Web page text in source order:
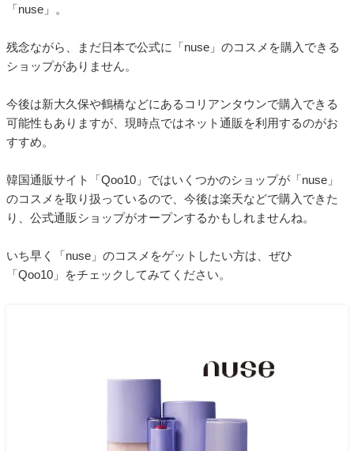
「nuse」。
残念ながら、まだ日本で公式に「nuse」のコスメを購入できる
ショップがありません。
今後は新大久保や鶴橋などにあるコリアンタウンで購入できる
可能性もありますが、現時点ではネット通販を利用するのがお
すすめ。
韓国通販サイト「Qoo10」ではいくつかのショップが「nuse」
のコスメを取り扱っているので、今後は楽天などで購入できた
り、公式通販ショップがオープンするかもしれませんね。
いち早く「nuse」のコスメをゲットしたい方は、ぜひ
「Qoo10」をチェックしてみてください。